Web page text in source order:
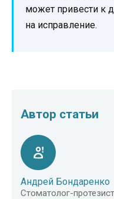
может привести к
на исправление.
Автор статьи
Андрей Бондаренко
Стоматолог-протезист